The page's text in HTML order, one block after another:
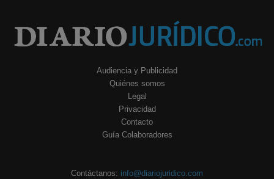
Audiencia y Publicidad
Quiénes somos
Legal
Privacidad
Contacto
Guía Colaboradores
Contáctanos: info@diariojuridico.com